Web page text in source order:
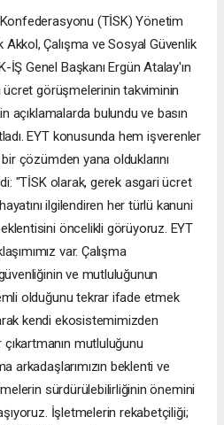
(TİSK) Yönetim
Akkol, Çalışma ve Sosyal Güvenlik
İŞ Genel Başkanı Ergün Atalay'ın
ücret görüşmelerinin takviminin
açıklamalarda bulundu ve basın
EYT konusunda hem işverenler
çözümden yana olduklarını
"TİSK olarak, gerek asgari ücret
ilgilendiren her türlü kanuni
öncelikli görüyoruz. EYT
var. Çalışma
güvenliğinin ve mutluluğunun
olduğunu tekrar ifade etmek
kendi ekosistemimizden
mutluluğunu
arkadaşlarımızın beklenti ve
sürdürülebilirliğinin önemini
İşletmelerin rekabetçiliği;